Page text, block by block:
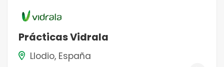
Prácticas Vidrala
Llodio, España